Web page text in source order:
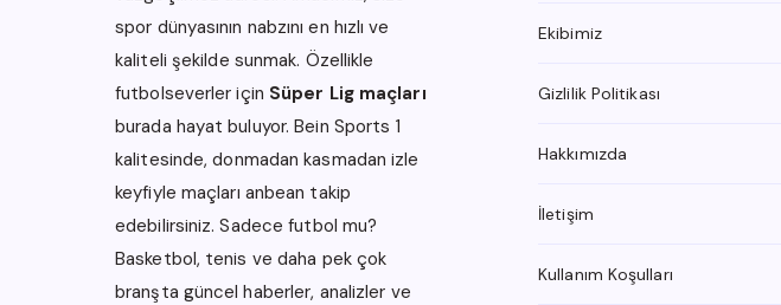
spor dünyasının nabzını en hızlı ve
kaliteli şekilde sunmak. Özellikle
futbolseverler için Süper Lig maçları
burada hayat buluyor.Bein Sports 1
kalitesinde, donmadan kasmadan izle
keyfiyle maçları anbean takip
edebilirsiniz. Sadece futbol mu?
Basketbol, tenis ve daha pek çok
branşta güncel haberler, analizler ve
Ekibimiz
Gizlilik Politikası
Hakkımızda
İletişim
Kullanım Koşulları